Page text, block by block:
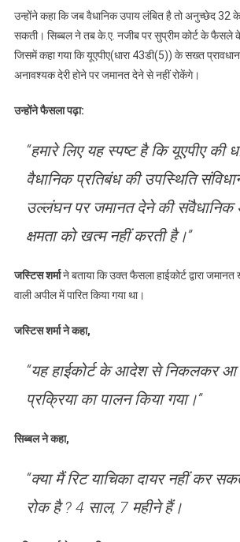
उन्होंने कहा कि जब वैधानिक उपाय लंबित है तो अनुच्छेद 32 के
सकती। सिब्बल ने तब के.ए. नजीब पर सुप्रीम कोर्ट के फैसले के
जिसमें कहा गया कि यूएपीए(धारा 43डी(5)) के सख्त
अनावश्यक देरी होने पर जमानत देने से नहीं रोकेंगे।
उन्होंने फैसला पढ़ा:
“हमारे लिए यह स्पष्ट है कि यूएपीए की
वैधानिक प्रतिबंध की उपस्थिति
उल्लंघन पर जमानत देने की संवैधानिक
क्षमता को खत्म नहीं करती है।”
जस्टिस शर्माने बताया कि उक्त फैसला हाईकोर्ट द्वारा
वाली अपील में पारित किया गया था।
जस्टिस शर्मा ने कहा,
“यह हाईकोर्ट के आदेश से निकलकर आ
प्रक्रिया का पालन किया गया।”
सिब्बल ने कहा,
“क्या मैं रिट याचिका दायर नहीं कर
रोक है ? 4 साल, 7 महीने हैं।